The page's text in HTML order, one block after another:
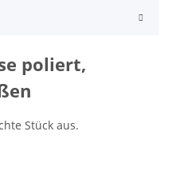
poliert,
Stück aus.